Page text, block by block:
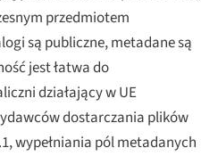
przedmiotem
są publiczne, metadane są
jest łatwa do
działający w UE
dostarczania plików
wypełniania pól metadanych